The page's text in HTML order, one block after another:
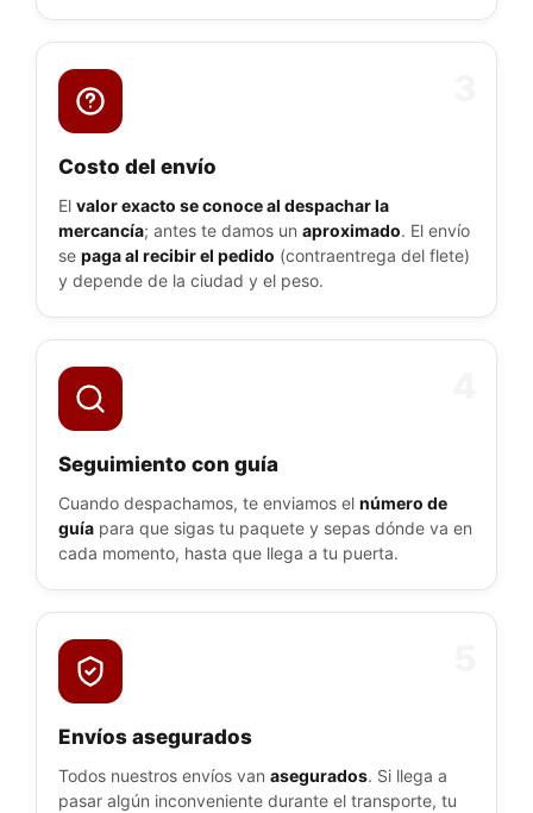
Costo del envío
El valor exacto se conoce al despachar la
mercancía; antes te damos un aproximado. El envío
se paga al recibir el pedido (contraentrega del flete)
y depende de la ciudad y el peso.
Seguimiento con guía
Cuando despachamos, te enviamos el número de
guía para que sigas tu paquete y sepas dónde va en
cada momento, hasta que llega a tu puerta.
Envíos asegurados
Todos nuestros envíos van asegurados. Si llega a
pasar algún inconveniente durante el transporte, tu